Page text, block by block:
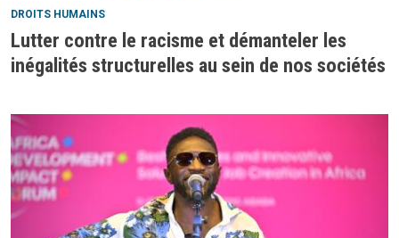
DROITS HUMAINS
Lutter contre le racisme et démanteler les
inégalités structurelles au sein de nos sociétés